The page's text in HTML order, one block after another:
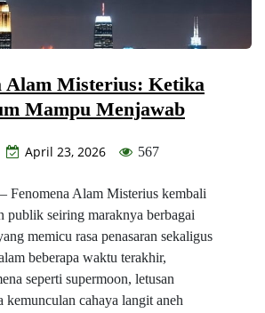
Alam Misterius: Ketika
Mampu Menjawab
April 23, 2026 567
Fenomena Alam Misterius kembali
publik seiring maraknya berbagai
memicu rasa penasaran sekaligus
beberapa waktu terakhir,
seperti supermoon, letusan
kemunculan cahaya langit aneh